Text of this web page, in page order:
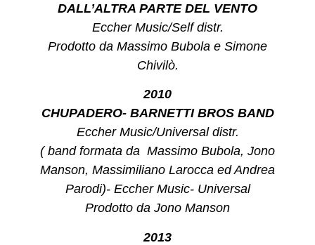
DALL’ALTRA PARTE DEL VENTO
Eccher Music/Self distr.
Prodotto da Massimo Bubola e Simone
Chivilò.
2010
CHUPADERO- BARNETTI BROS BAND
Eccher Music/Universal distr.
( band formata da Massimo Bubola, Jono
Manson, Massimiliano Larocca ed Andrea
Parodi)- Eccher Music- Universal
Prodotto da Jono Manson
2013